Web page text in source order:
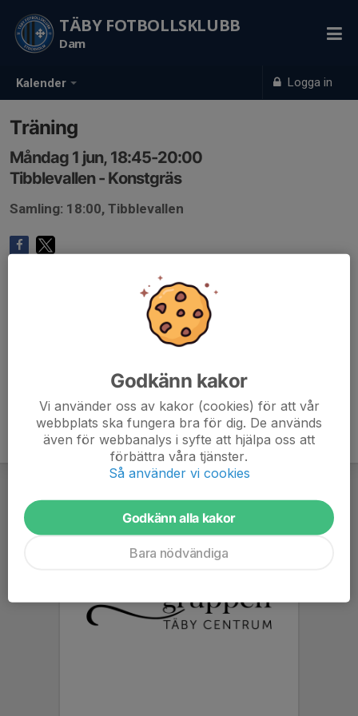
Kalender Logga in
TÄBY FOTBOLLSKLUBB
Dam
Träning
Måndag 1 jun, 18:45-20:00
Tibblevallen - Konstgräs
Samling: 18:00, Tibblevallen
Godkänn kakor
Vi använder oss av kakor (cookies) för att vår
webbplats ska fungera bra för dig. De används
även för webbanalys i syfte att hjälpa oss att
förbättra våra tjänster.
Så använder vi cookies
Godkänn alla kakor
Bara nödvändiga